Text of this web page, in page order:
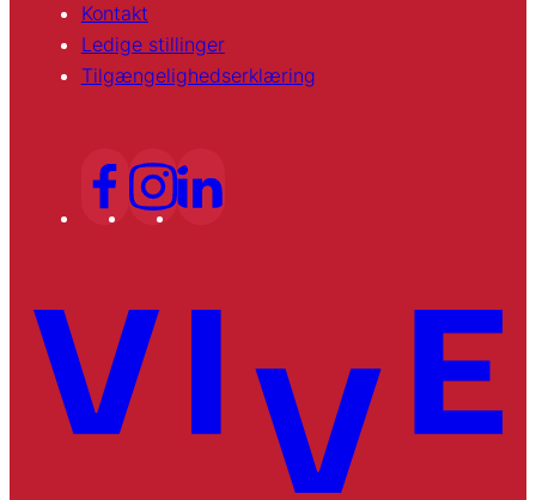
Kontakt
Ledige stillinger
Tilgængelighedserklæring